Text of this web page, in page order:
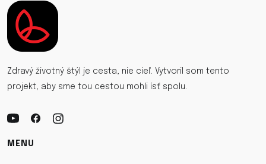
Zdravý životný štýl je cesta, nie cieľ. Vytvoril som tento
projekt, aby sme tou cestou mohli ísť spolu.
MENU